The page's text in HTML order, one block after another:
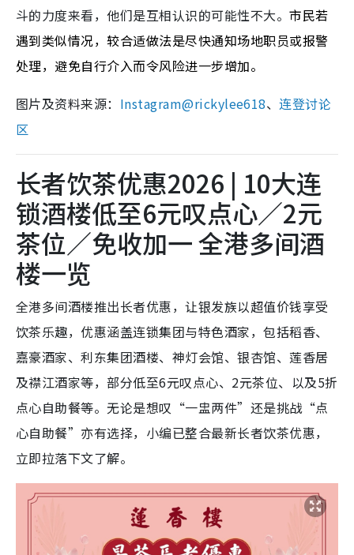
斗的力度来看，他们是互相认识的可能性不大。市民若
遇到类似情况，较合适做法是尽快通知场地职员或报警
处理，避免自行介入而令风险进一步增加。
图片及资料来源： Instagram@rickylee618、连登讨论
区
长者饮茶优惠2026 | 10大连
锁酒楼低至6元叹点心／2元
茶位／免收加一 全港多间酒
楼一览
全港多间酒楼推出长者优惠，让银发族以超值价钱享受
饮茶乐趣，优惠涵盖连锁集团与特色酒家，包括稻香、
嘉豪酒家、利东集团酒楼、神灯会馆、银杏馆、莲香居
及襟江酒家等，部分低至6元叹点心、2元茶位、以及5折
点心自助餐等。无论是想叹“一盅两件”还是挑战“点
心自助餐”亦有选择，小编已整合最新长者饮茶优惠，
立即拉落下文了解。